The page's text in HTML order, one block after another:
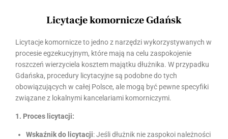
Licytacje komornicze Gdańsk
Licytacje komornicze to jedno z narzędzi wykorzystywanych w
procesie egzekucyjnym, które mają na celu zaspokojenie
roszczeń wierzyciela kosztem majątku dłużnika. W przypadku
Gdańska, procedury licytacyjne są podobne do tych
obowiązujących w całej Polsce, ale mogą być pewne specyfiki
związane z lokalnymi kancelariami komorniczymi.
1. Proces licytacji:
Wskaźnik do licytacji: Jeśli dłużnik nie zaspokoi należności